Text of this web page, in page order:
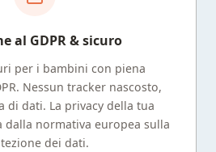
al GDPR & sicuro
per i bambini con piena
Nessun tracker nascosto,
di dati. La privacy della tua
normativa europea sulla
dei dati.